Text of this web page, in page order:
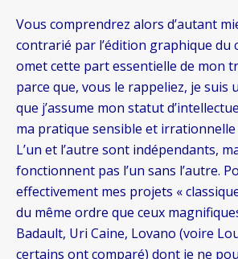
Vous comprendrez alors d’autant
contrarié par l’édition graphique du
omet cette part essentielle de mon
parce que, vous le rappeliez, je suis
que j’assume mon statut
ma pratique sensible et irrationnelle
L’un et l’autre sont indépendants,
fonctionnent pas l’un sans l’autre.
effectivement mes projets «
du même ordre que ceux
Badault, Uri Caine, Lovano (voire
certains ont comparé) dont je ne